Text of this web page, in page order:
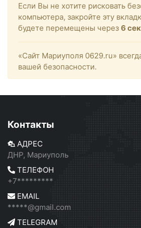
Если Вы не хотите рисковать
компьютера, закройте эту
будете перемещены через 6
«Сайт Мариуполя 0629.ru»
вашей безопасности.
Контакты
АДРЕС
ДНР, Мариуполь
ТЕЛЕФОН
+7*********
EMAIL
*****@gmail.com
TELEGRAM